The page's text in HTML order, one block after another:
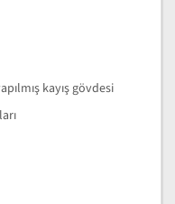
kayış gövdesi